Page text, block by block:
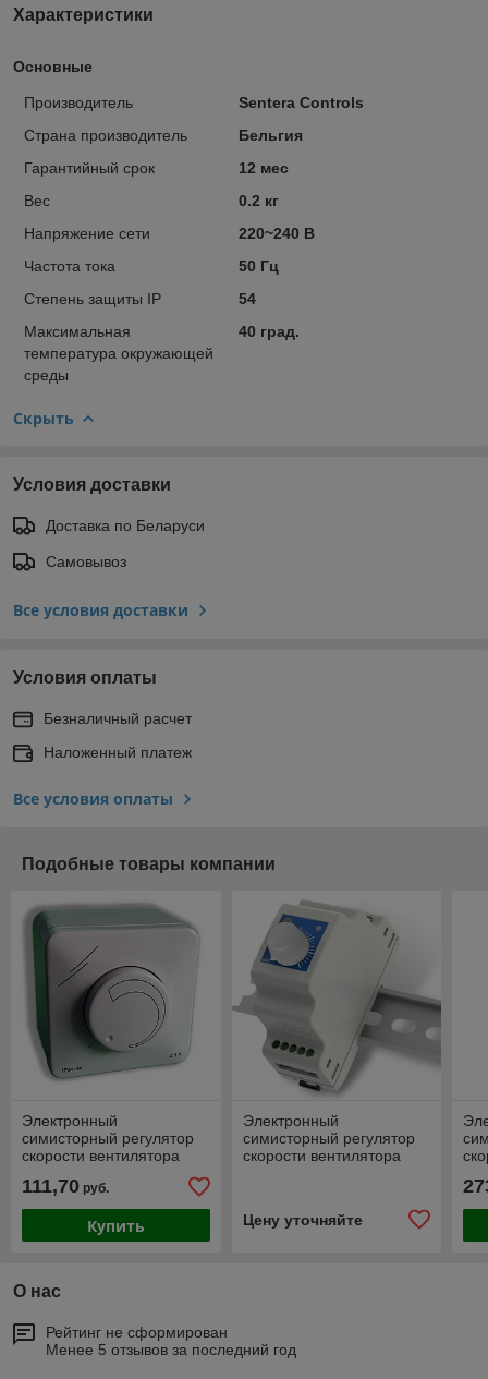
Характеристики
Основные
Производитель
Sentera Controls
Страна производитель
Бельгия
Гарантийный срок
12 мес
Вес
0.2 кг
Напряжение сети
220~240 В
Частота тока
50 Гц
Степень защиты IP
54
Максимальная
температура окружающей
среды
40 град.
Скрыть
Условия доставки
Доставка по Беларуси
Самовывоз
Все условия доставки
Условия оплаты
Безналичный расчет
Наложенный платеж
Все условия оплаты
Подобные товары компании
Электронный
симисторный регулятор
скорости вентилятора
111,70 руб.
Купить
Электронный
симисторный регулятор
скорости вентилятора
Цену уточняйте
О нас
Рейтинг не сформирован
Менее 5 отзывов за последний год